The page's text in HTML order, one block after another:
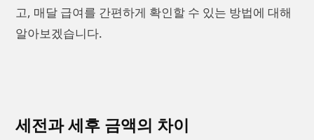
고, 매달 급여를 간편하게 확인할 수 있는 방법에 대해
알아보겠습니다.
세전과 세후 금액의 차이